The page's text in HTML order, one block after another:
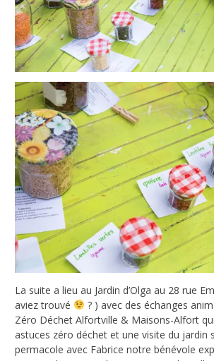
La suite a lieu au Jardin d’Olga au 28 rue
aviez trouvé
? ) avec des échanges
Zéro Déchet Alfortville & Maisons-Alfort
astuces zéro déchet et une visite du jardin
permacole avec Fabrice notre bénévole